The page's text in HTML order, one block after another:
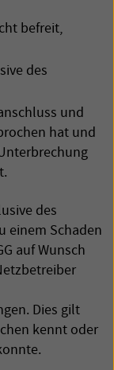
befreit,
des
und
hat und
des
einem Schaden
auf Wunsch
Dies gilt
kennt oder